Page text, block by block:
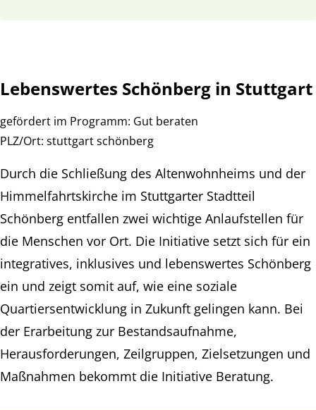
Lebenswertes Schönberg in Stuttgart
gefördert im Programm: Gut beraten
PLZ/Ort: stuttgart schönberg
Durch die Schließung des Altenwohnheims und der
Himmelfahrtskirche im Stuttgarter Stadtteil
Schönberg entfallen zwei wichtige Anlaufstellen für
die Menschen vor Ort. Die Initiative setzt sich für ein
integratives, inklusives und lebenswertes Schönberg
ein und zeigt somit auf, wie eine soziale
Quartiersentwicklung in Zukunft gelingen kann. Bei
der Erarbeitung zur Bestandsaufnahme,
Herausforderungen, Zeilgruppen, Zielsetzungen und
Maßnahmen bekommt die Initiative Beratung.